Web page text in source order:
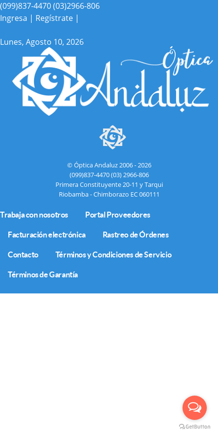
(099)837-4470(03)2966-806
Ingresa | Regístrate |
Lunes, Agosto 10, 2026
© Óptica Andaluz 2006 - 2026
(099)837-4470(03) 2966-806
Primera Constituyente 20-11 y Tarqui
Riobamba - Chimborazo EC 060111
Trabaja con nosotros Portal Proveedores
Facturación electrónica Rastreo de Órdenes
Contacto Términos y Condiciones de Servicio
Términos de Garantía